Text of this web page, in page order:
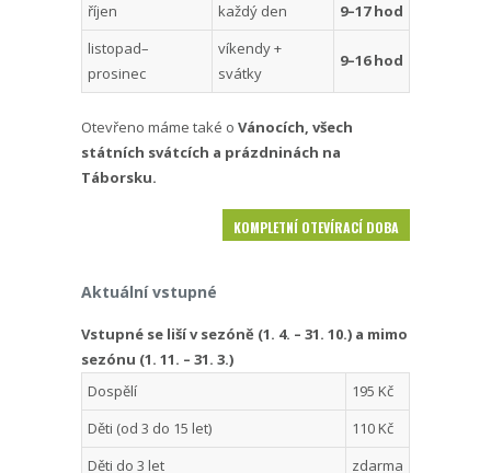
říjen
každý den
9–17 hod
listopad–
prosinec
víkendy +
svátky
9–16 hod
Otevřeno máme také o Vánocích, všech
státních svátcích a prázdninách na
Táborsku.
KOMPLETNÍ OTEVÍRACÍ DOBA
Aktuální vstupné
Vstupné se liší v sezóně (1. 4. – 31. 10.) a mimo
sezónu (1. 11. – 31. 3.)
Dospělí
195 Kč
Děti (od 3 do 15 let)
110 Kč
Děti do 3 let
zdarma